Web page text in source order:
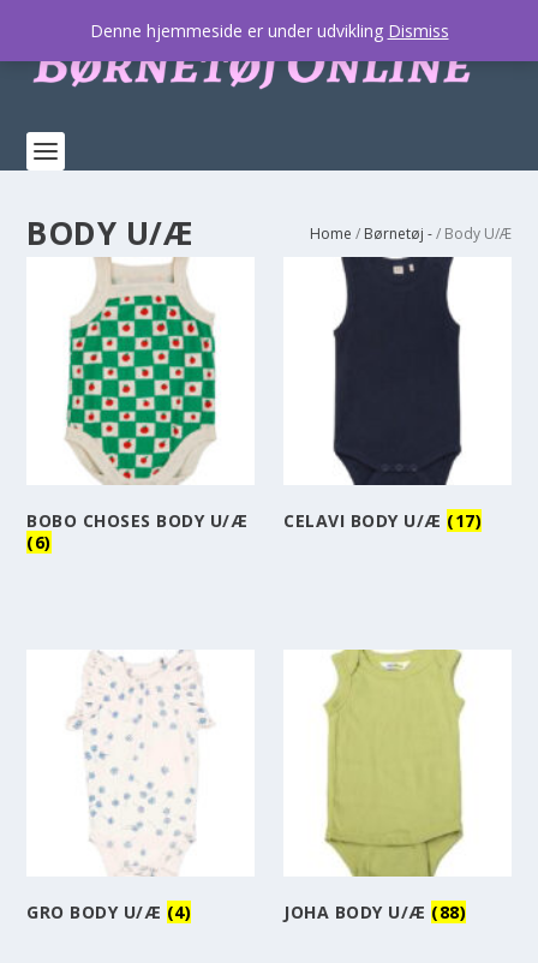
BODY U/Æ Home / Børnetøj -/ Body U/Æ
BOBO CHOSES BODY U/Æ
(6)
CELAVI BODY U/Æ (17)
GRO BODY U/Æ (4) JOHA BODY U/Æ (88)
Denne hjemmeside er under udvikling Dismiss